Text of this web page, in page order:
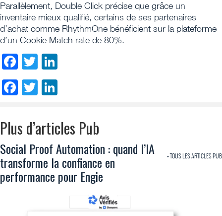
Parallèlement, Double Click précise que grâce un
inventaire mieux qualifié, certains de ses partenaires
d’achat comme RhythmOne bénéficient sur la plateforme
d’un Cookie Match rate de 80%.
Facebook
Twitter
Facebook
Twitter
Plus d’articles Pub
+ TOUS LES ARTICLES PUB
Social Proof Automation : quand l’IA
transforme la confiance en
performance pour Engie